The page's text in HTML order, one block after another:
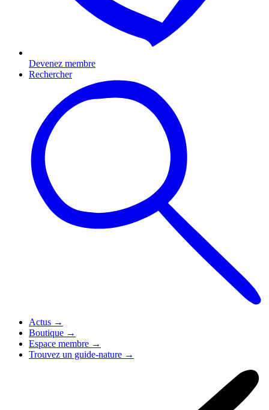
Devenez membre
Rechercher
Actus →
Boutique →
Espace membre →
Trouvez un guide-nature →